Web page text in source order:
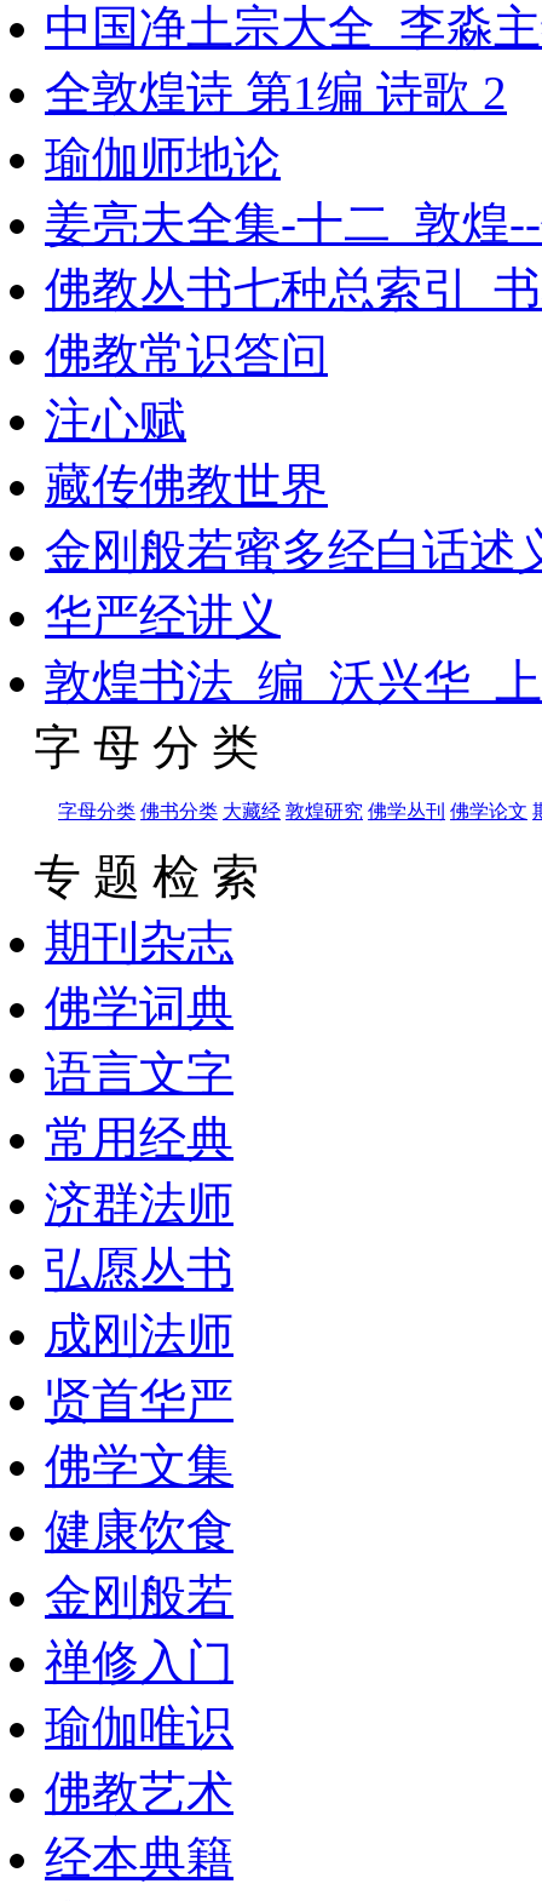
中国净土宗大全_李淼
全敦煌诗 第1编 诗歌 2
瑜伽师地论
姜亮夫全集-十二_敦煌
佛教丛书七种总索引_
佛教常识答问
注心赋
藏传佛教世界
金刚般若蜜多经白话述
华严经讲义
敦煌书法_编_沃兴华_
字 母 分 类
字母分类 佛书分类 大藏经 敦煌研究 佛学丛刊 佛学论文
专 题 检 索
期刊杂志
佛学词典
语言文字
常用经典
济群法师
弘愿丛书
成刚法师
贤首华严
佛学文集
健康饮食
金刚般若
禅修入门
瑜伽唯识
佛教艺术
经本典籍